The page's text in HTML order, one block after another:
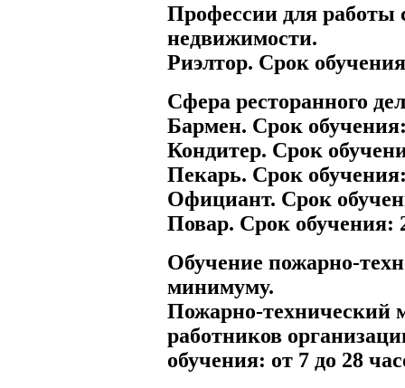
Профессии для работы
недвижимости.
Риэлтор. Срок
Сфера ресторанного
Бармен. Срок
Кондитер. Срок
Пекарь. Срок
Официант. Срок
Повар. Срок обучения:
Обучение пожарно-
минимуму.
Пожарно-технический
работников
обучения: от 7 до 28